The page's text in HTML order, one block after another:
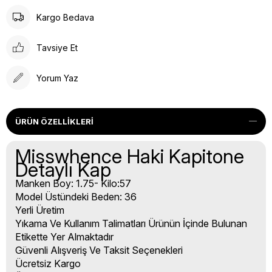
Kargo Bedava
Tavsiye Et
Yorum Yaz
ÜRÜN ÖZELLIKLERI
Misswhence Haki Kapitone
Detaylı Kap
Manken Boy: 1.75- Kilo:57
Model Üstündeki Beden: 36
Yerli Üretim
Yıkama Ve Kullanım Talimatları Ürünün İçinde Bulunan
Etikette Yer Almaktadır
Güvenli Alışveriş Ve Taksit Seçenekleri
Ücretsiz Kargo